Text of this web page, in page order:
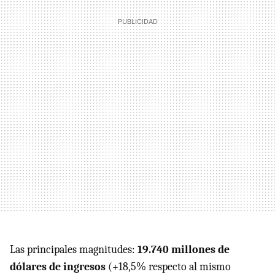
Las principales magnitudes: 19.740 millones de
dólares de ingresos (+18,5% respecto al mismo